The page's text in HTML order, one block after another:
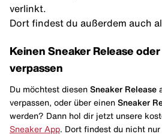
verlinkt.
Dort findest du außerdem auch
Keinen Sneaker Release
verpassen
Du möchtest diesen Sneaker Release
verpassen, oder über einen Sneaker
werden? Dann hol dir jetzt unsere
Sneaker App . Dort findest du nicht